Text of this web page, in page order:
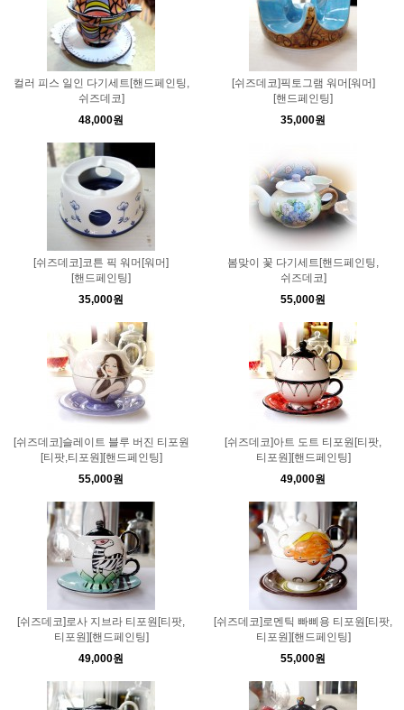
컬러 피스 일인 다기세트[핸드페인팅,
쉬즈데코]
48,000원
[쉬즈데코]픽토그램 워머[워머]
[핸드페인팅]
35,000원
[쉬즈데코]코튼 픽 워머[워머]
[핸드페인팅]
35,000원
봄맞이 꽃 다기세트[핸드페인팅,
쉬즈데코]
55,000원
[쉬즈데코]슬레이트 블루 버진 티포원
[티팟,티포원][핸드페인팅]
55,000원
[쉬즈데코]아트 도트 티포원[티팟,
티포원][핸드페인팅]
49,000원
[쉬즈데코]로사 지브라 티포원[티팟,
티포원][핸드페인팅]
49,000원
[쉬즈데코]로멘틱 빠삐용 티포원[티팟,
티포원][핸드페인팅]
55,000원